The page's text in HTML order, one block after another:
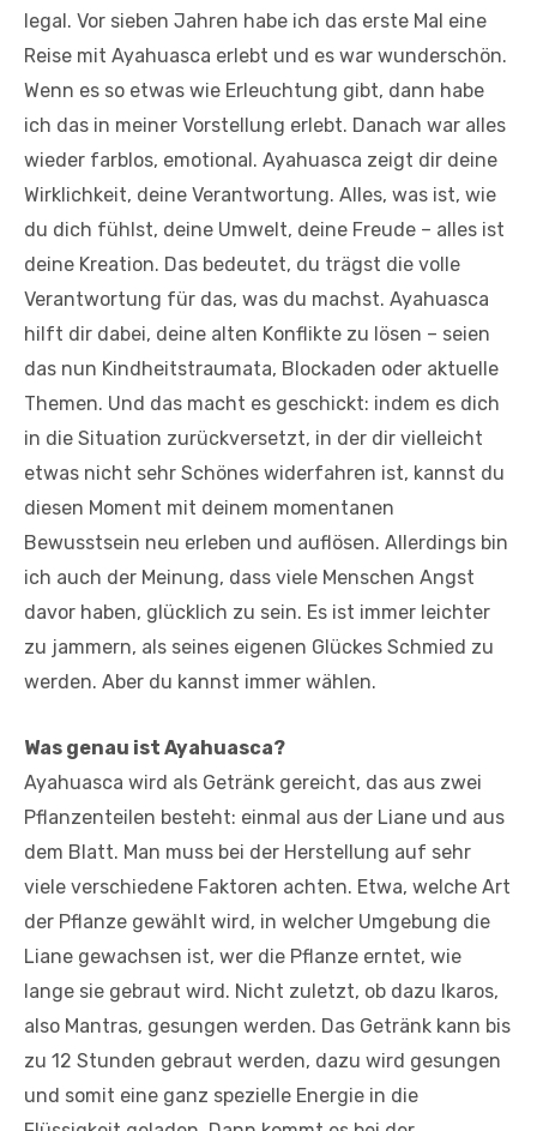
legal. Vor sieben Jahren habe ich das erste Mal eine
Reise mit Ayahuasca erlebt und es war wunderschön.
Wenn es so etwas wie Erleuchtung gibt, dann habe
ich das in meiner Vorstellung erlebt. Danach war alles
wieder farblos, emotional. Ayahuasca zeigt dir deine
Wirklichkeit, deine Verantwortung. Alles, was ist, wie
du dich fühlst, deine Umwelt, deine Freude – alles ist
deine Kreation. Das bedeutet, du trägst die volle
Verantwortung für das, was du machst. Ayahuasca
hilft dir dabei, deine alten Konflikte zu lösen – seien
das nun Kindheitstraumata, Blockaden oder aktuelle
Themen. Und das macht es geschickt: indem es dich
in die Situation zurückversetzt, in der dir vielleicht
etwas nicht sehr Schönes widerfahren ist, kannst du
diesen Moment mit deinem momentanen
Bewusstsein neu erleben und auflösen. Allerdings bin
ich auch der Meinung, dass viele Menschen Angst
davor haben, glücklich zu sein. Es ist immer leichter
zu jammern, als seines eigenen Glückes Schmied zu
werden. Aber du kannst immer wählen.
Was genau ist Ayahuasca?
Ayahuasca wird als Getränk gereicht, das aus zwei
Pflanzenteilen besteht: einmal aus der Liane und aus
dem Blatt. Man muss bei der Herstellung auf sehr
viele verschiedene Faktoren achten. Etwa, welche Art
der Pflanze gewählt wird, in welcher Umgebung die
Liane gewachsen ist, wer die Pflanze erntet, wie
lange sie gebraut wird. Nicht zuletzt, ob dazu Ikaros,
also Mantras, gesungen werden. Das Getränk kann bis
zu 12 Stunden gebraut werden, dazu wird gesungen
und somit eine ganz spezielle Energie in die